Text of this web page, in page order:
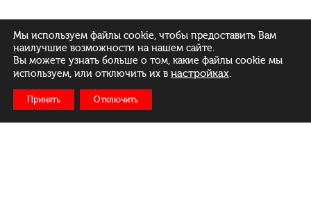
Мы используем файлы cookie, чтобы предоставить Вам
наилучшие возможности на нашем сайте.
Вы можете узнать больше о том, какие файлы cookie мы
используем, или отключить их в настройках.
Принять Отключить